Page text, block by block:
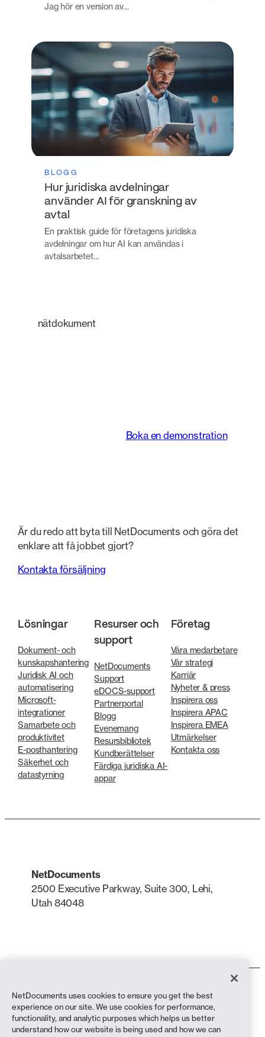
Jag hör en version av…
BLOGG
Hur juridiska avdelningar
använder AI för granskning av
avtal
En praktisk guide för företagens juridiska
avdelningar om hur AI kan användas i
avtalsarbetet…
nätdokument
Boka en demonstration
Är du redo att byta till NetDocuments och göra det
enklare att få jobbet gjort?
Kontakta försäljning
Lösningar
Dokument- och
kunskapshantering
Juridisk AI och
automatisering
Microsoft-
integrationer
Samarbete och
produktivitet
E-posthantering
Säkerhet och
datastyrning
Resurser och
support
NetDocuments
Support
eDOCS-support
Partnerportal
Blogg
Evenemang
Resursbibliotek
Kundberättelser
Färdiga juridiska AI-
appar
Företag
Våra medarbetare
Vår strategi
Karriär
Nyheter & press
Inspirera oss
Inspirera APAC
Inspirera EMEA
Utmärkelser
Kontakta oss
NetDocuments
2500 Executive Parkway, Suite 300, Lehi,
Utah 84048
Integritetspolicy
Sekretesspolicy (bosatta i Kalifornien)
Uttalande mot slaveri
NetDocuments uses cookies to ensure you get the best
experience on our site. We use cookies for performance,
functionality, and analytic purposes which helps us better
understand how our website is being used and how we can